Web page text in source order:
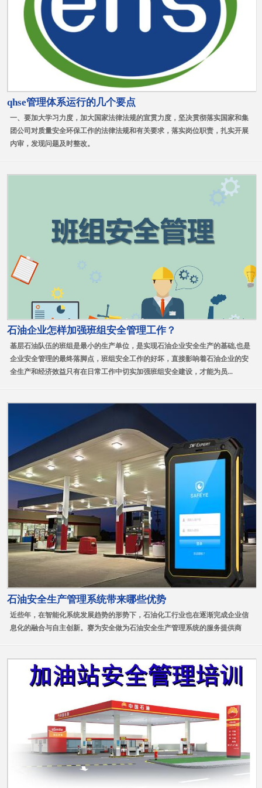
qhse管理体系运行的几个要点
一、要加大学习力度，加大国家法律法规的宣贯力度，坚决贯彻落实国家和集
团公司对质量安全环保工作的法律法规和有关要求，落实岗位职责，扎实开展
内审，发现问题及时整改。
石油企业怎样加强班组安全管理工作？
基层石油队伍的班组是最小的生产单位，是实现石油企业安全生产的基础,也是
企业安全管理的最终落脚点，班组安全工作的好坏，直接影响着石油企业的安
全生产和经济效益只有在日常工作中切实加强班组安全建设，才能为员...
石油安全生产管理系统带来哪些优势
近些年，在智能化系统发展趋势的形势下，石油化工行业也在逐渐完成企业信
息化的融合与自主创新。赛为安全做为石油安全生产管理系统的服务提供商